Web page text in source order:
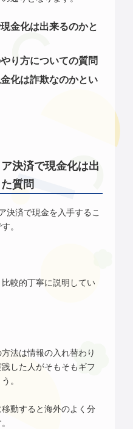
金化は出来るのかと
り方についての質問
化は詐欺なのかとい
決済で現金化は出
質問
決済で現金を入手するこ
。
較的丁寧に説明してい
法は情報の入れ替わり
した人がそもそもギフ
。
動すると海外のよく分